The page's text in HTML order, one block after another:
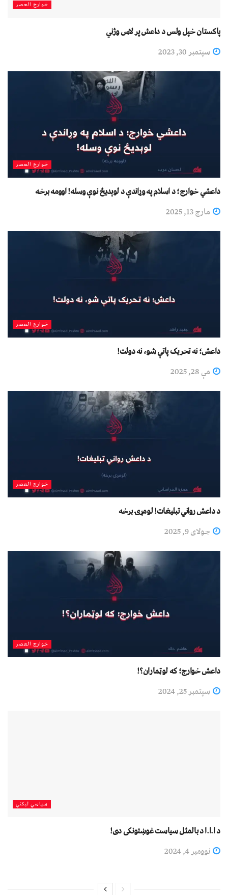
خوارج العصر
پاکستان خپل ولس د داعش پر لاس وژني
سپتمبر 30, 2023
خوارج العصر
داعشي خوارج؛ د اسلام په وړاندې د لوېدیځ نوې وسله! اوومه برخه
مارچ 13, 2025
خوارج العصر
داعش؛ نه تحریک پاتې شو، نه دولت!
مې 28, 2025
خوارج العصر
د داعش رواني تبليغات! لومړۍ برخه
جولای 9, 2025
خوارج العصر
داعش خوارج؛ که لوټماران؟!
سپتمبر 25, 2024
سیاسي لیکني
د ا.ا.ا د بالمثل سیاست غوښتونکی دی!
نوومبر 4, 2024